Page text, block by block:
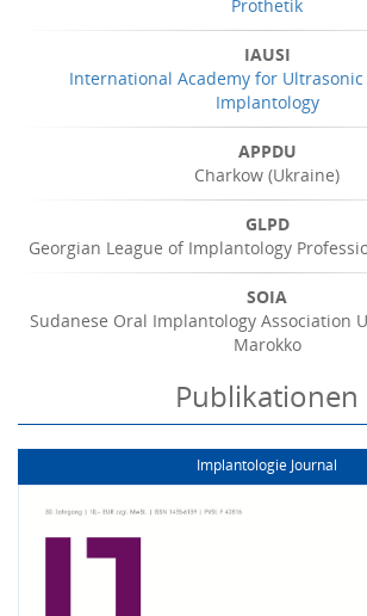
Prothetik
IAUSI
International Academy for
Implantology
APPDU
Charkow (Ukraine)
GLPD
Georgian League of Implantology
SOIA
Sudanese Oral Implantology Association
Marokko
Publikationen
Implantologie Journal